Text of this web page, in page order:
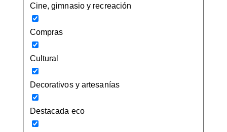
Cine, gimnasio y recreación
Compras
Cultural
Decorativos y artesanías
Destacada eco